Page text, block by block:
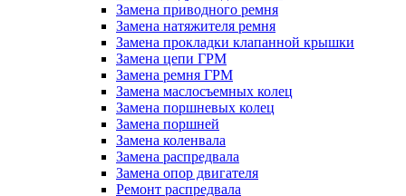
Замена приводного ремня
Замена натяжителя ремня
Замена прокладки клапанной крышки
Замена цепи ГРМ
Замена ремня ГРМ
Замена маслосъемных колец
Замена поршневых колец
Замена поршней
Замена коленвала
Замена распредвала
Замена опор двигателя
Ремонт распредвала